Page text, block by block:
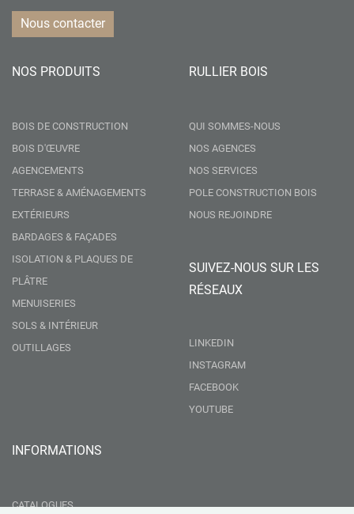
Nous contacter
NOS PRODUITS
BOIS DE CONSTRUCTION
BOIS D'ŒUVRE
AGENCEMENTS
TERRASE & AMÉNAGEMENTS
EXTÉRIEURS
BARDAGES & FAÇADES
ISOLATION & PLAQUES DE
PLÂTRE
MENUISERIES
SOLS & INTÉRIEUR
OUTILLAGES
RULLIER BOIS
QUI SOMMES-NOUS
NOS AGENCES
NOS SERVICES
POLE CONSTRUCTION BOIS
NOUS REJOINDRE
SUIVEZ-NOUS SUR LES
RÉSEAUX
LINKEDIN
INSTAGRAM
FACEBOOK
YOUTUBE
INFORMATIONS
CATALOGUES